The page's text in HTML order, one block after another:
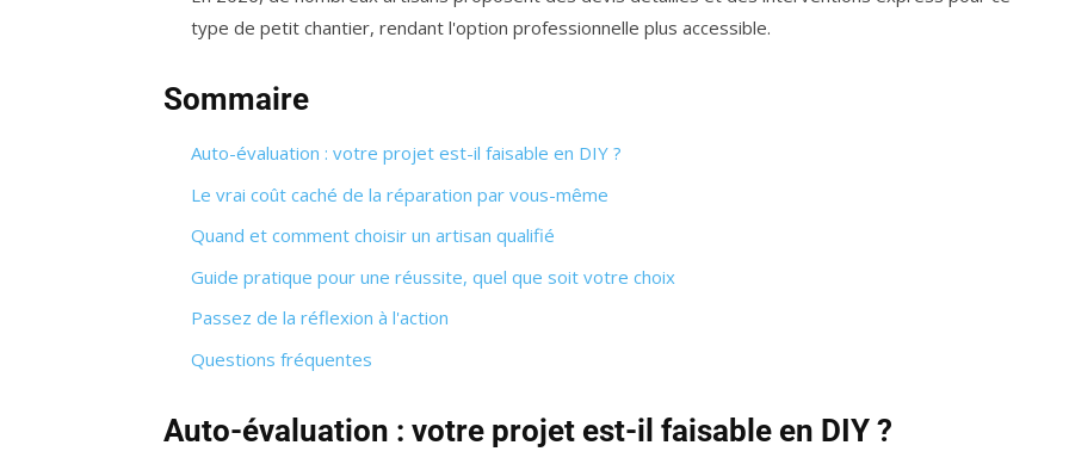
type de petit chantier, rendant l'option professionnelle plus accessible.
Sommaire
Auto-évaluation : votre projet est-il faisable en DIY ?
Le vrai coût caché de la réparation par vous-même
Quand et comment choisir un artisan qualifié
Guide pratique pour une réussite, quel que soit votre choix
Passez de la réflexion à l'action
Questions fréquentes
Auto-évaluation : votre projet est-il faisable en DIY ?